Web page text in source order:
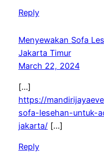
Reply
Menyewakan Sofa
Jakarta Timur
March 22, 2024
[…]
https://
sofa-lesehan-untuk-
jakarta/[…]
Reply